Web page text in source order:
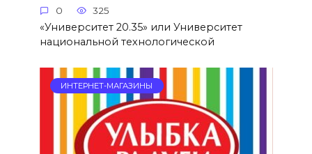
0 325
«Университет 20.35» или Университет
национальной технологической
ИНТЕРНЕТ-МАГАЗИНЫ